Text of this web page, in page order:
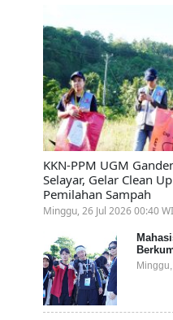
KKN-PPM UGM
Selayar, Gelar Clean
Pemilahan Sampah
Minggu, 26 Jul 2026 00:40
Lokal